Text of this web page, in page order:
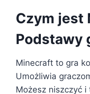
Czym jest
Podstawy
Minecraft to gra
Umożliwia
Możesz niszczyć